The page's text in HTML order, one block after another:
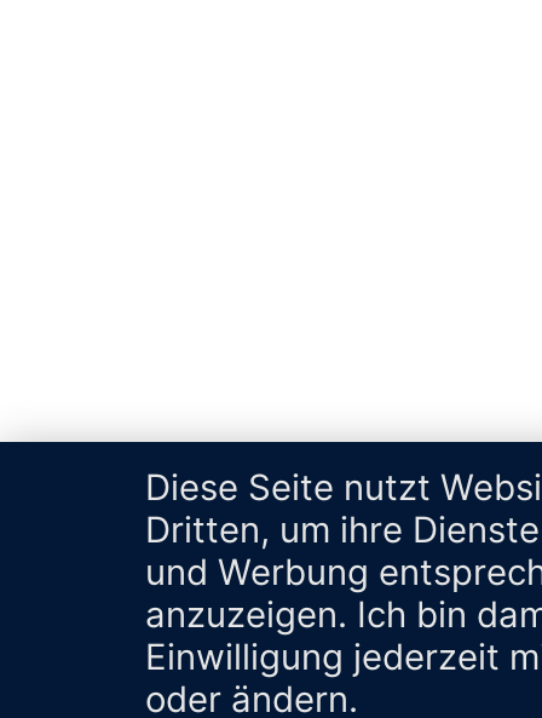
Diese Seite nutzt
Dritten, um ihre
und Werbung
anzuzeigen. Ich bin
Einwilligung jederzeit
oder ändern.